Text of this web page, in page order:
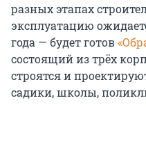
разных этапах
эксплуатацию
года — будет готов
состоящий из трёх
строятся и
садики, школы,